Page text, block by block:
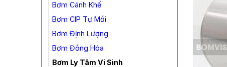
Bơm Cánh Khế
Bơm CIP Tự Mồi
Bơm Định Lượng
Bơm Đồng Hóa
Bơm Ly Tâm Vi Sinh